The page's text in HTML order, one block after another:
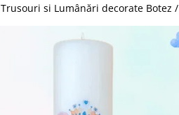
Trusouri si Lumânări decorate Botez /